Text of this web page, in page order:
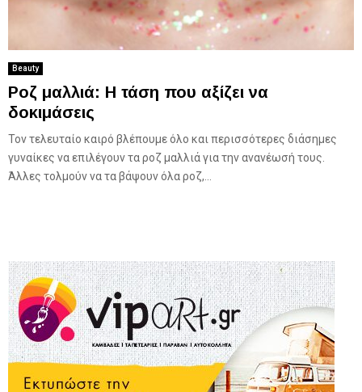
Beauty
Ροζ μαλλιά: Η τάση που αξίζει να
δοκιμάσεις
Τον τελευταίο καιρό βλέπουμε όλο και περισσότερες διάσημες
γυναίκες να επιλέγουν τα ροζ μαλλιά για την ανανέωσή τους.
Άλλες τολμούν να τα βάψουν όλα ροζ,...